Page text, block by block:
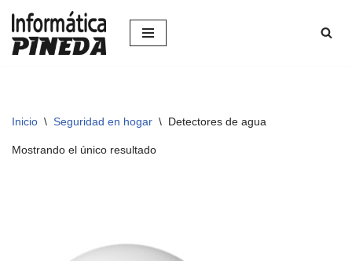
Saltar
Inicio \ Seguridad en hogar \ Detectores de agua
Mostrando el único resultado